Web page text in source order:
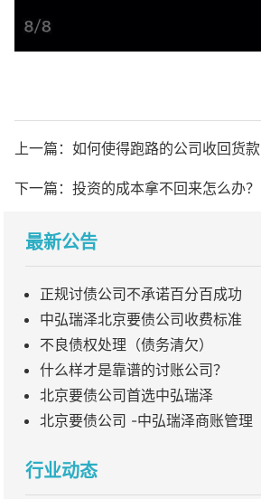
上一篇： 如何使得跑路的公司收回货款
下一篇： 投资的成本拿不回来怎么办？
最新公告
正规讨债公司不承诺百分百成功
中弘瑞泽北京要债公司收费标准
不良债权处理（债务清欠）
什么样才是靠谱的讨账公司？
北京要债公司首选中弘瑞泽
北京要债公司 -中弘瑞泽商账管理
行业动态